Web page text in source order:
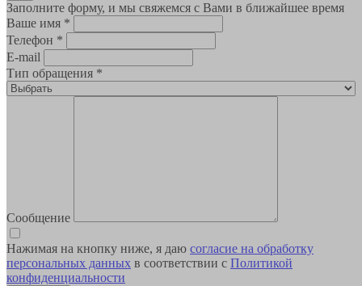
Заполните форму, и мы свяжемся с Вами в ближайшее время
Ваше имя *
Телефон *
E-mail
Тип обращения *
Сообщение
Нажимая на кнопку ниже, я даю согласие на обработку
персональных данных в соответствии с Политикой
конфиденциальности